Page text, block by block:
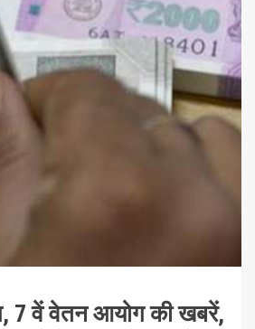
7 वें वेतन आयोग की खबरें,